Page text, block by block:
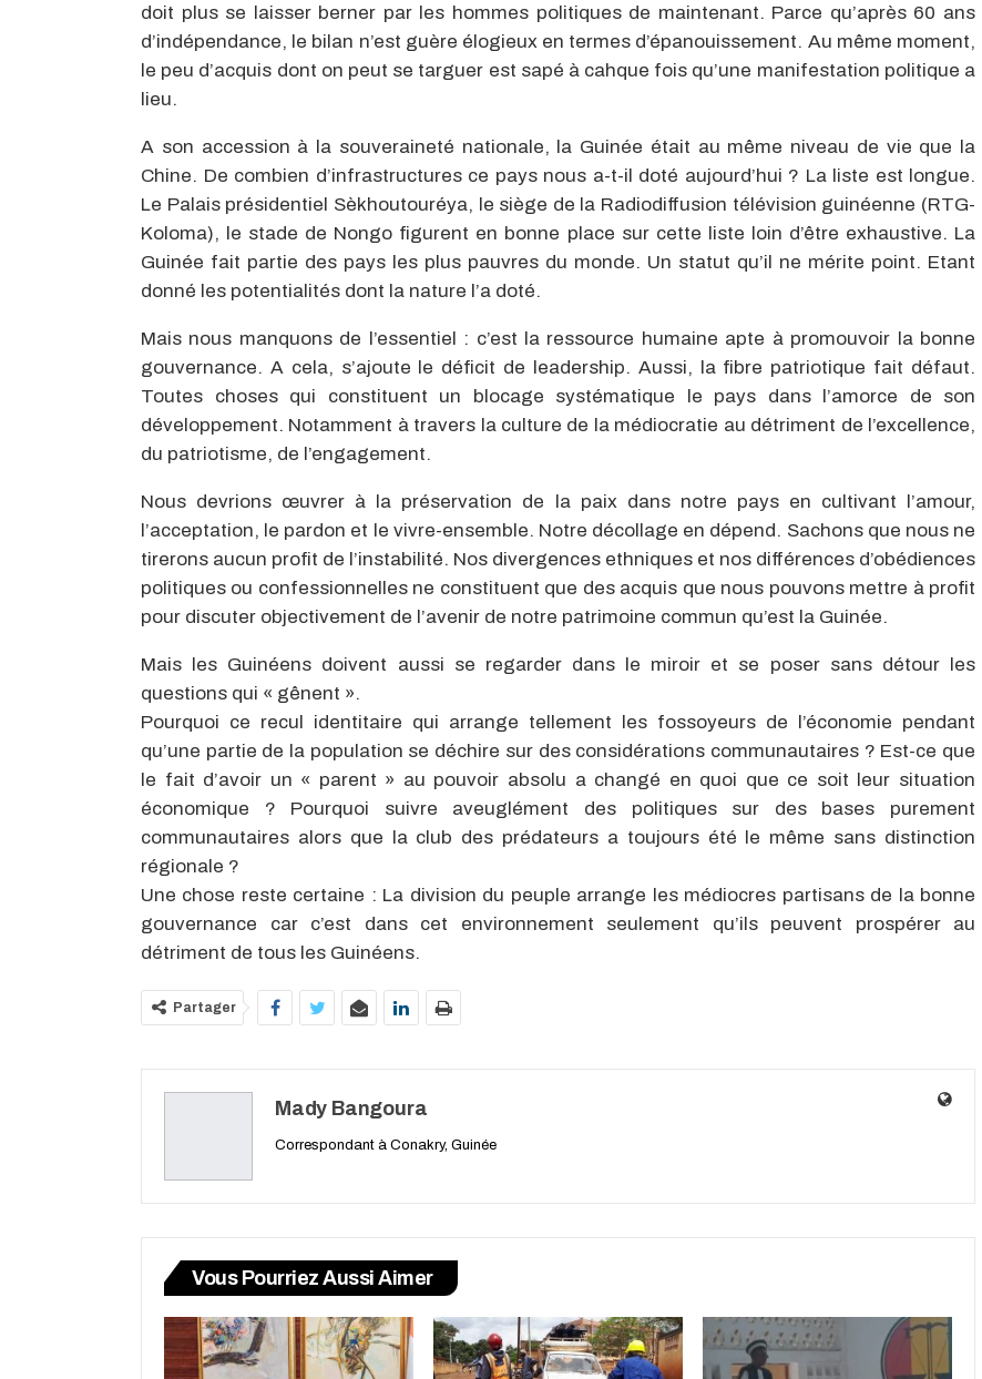
doit plus se laisser berner par les hommes politiques de maintenant. Parce qu’après 60 ans
d’indépendance, le bilan n’est guère élogieux en termes d’épanouissement. Au même moment,
le peu d’acquis dont on peut se targuer est sapé à cahque fois qu’une manifestation politique a
lieu.
A son accession à la souveraineté nationale, la Guinée était au même niveau de vie que la
Chine. De combien d’infrastructures ce pays nous a-t-il doté aujourd’hui ? La liste est longue.
Le Palais présidentiel Sèkhoutouréya, le siège de la Radiodiffusion télévision guinéenne (RTG-
Koloma), le stade de Nongo figurent en bonne place sur cette liste loin d’être exhaustive. La
Guinée fait partie des pays les plus pauvres du monde. Un statut qu’il ne mérite point. Etant
donné les potentialités dont la nature l’a doté.
Mais nous manquons de l’essentiel : c’est la ressource humaine apte à promouvoir la bonne
gouvernance. A cela, s’ajoute le déficit de leadership. Aussi, la fibre patriotique fait défaut.
Toutes choses qui constituent un blocage systématique le pays dans l’amorce de son
développement. Notamment à travers la culture de la médiocratie au détriment de l’excellence,
du patriotisme, de l’engagement.
Nous devrions œuvrer à la préservation de la paix dans notre pays en cultivant l’amour,
l’acceptation, le pardon et le vivre-ensemble. Notre décollage en dépend. Sachons que nous ne
tirerons aucun profit de l’instabilité. Nos divergences ethniques et nos différences d’obédiences
politiques ou confessionnelles ne constituent que des acquis que nous pouvons mettre à profit
pour discuter objectivement de l’avenir de notre patrimoine commun qu’est la Guinée.
Mais les Guinéens doivent aussi se regarder dans le miroir et se poser sans détour les
questions qui « gênent ».
Pourquoi ce recul identitaire qui arrange tellement les fossoyeurs de l’économie pendant
qu’une partie de la population se déchire sur des considérations communautaires ? Est-ce que
le fait d’avoir un « parent » au pouvoir absolu a changé en quoi que ce soit leur situation
économique ? Pourquoi suivre aveuglément des politiques sur des bases purement
communautaires alors que la club des prédateurs a toujours été le même sans distinction
régionale ?
Une chose reste certaine : La division du peuple arrange les médiocres partisans de la bonne
gouvernance car c’est dans cet environnement seulement qu’ils peuvent prospérer au
détriment de tous les Guinéens.
Partager
Mady Bangoura
Correspondant à Conakry, Guinée
Vous Pourriez Aussi Aimer